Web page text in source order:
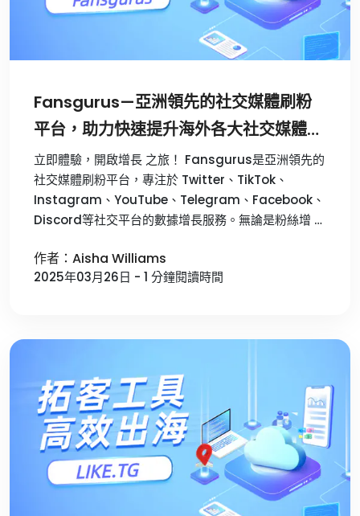
Fansgurus—亞洲領先的社交媒體刷粉
平台，助力快速提升海外各大社交媒體帳
號數據！
立即體驗，開啟增長 之旅！ Fansgurus是亞洲領先的
社交媒體刷粉平台，專注於 Twitter、TikTok、
Instagram、YouTube、Telegram、Facebook、
Discord等社交平台的數據增長服務。無論是粉絲增 …
作者：Aisha Williams
2025年03月26日 - 1 分鐘閱讀時間